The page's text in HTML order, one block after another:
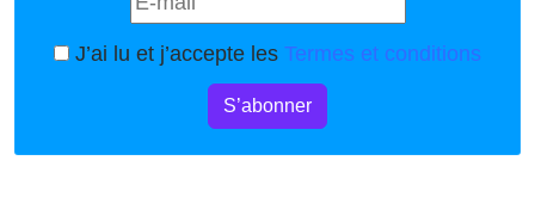
J’ai lu et j’accepte les Termes et conditions
S’abonner